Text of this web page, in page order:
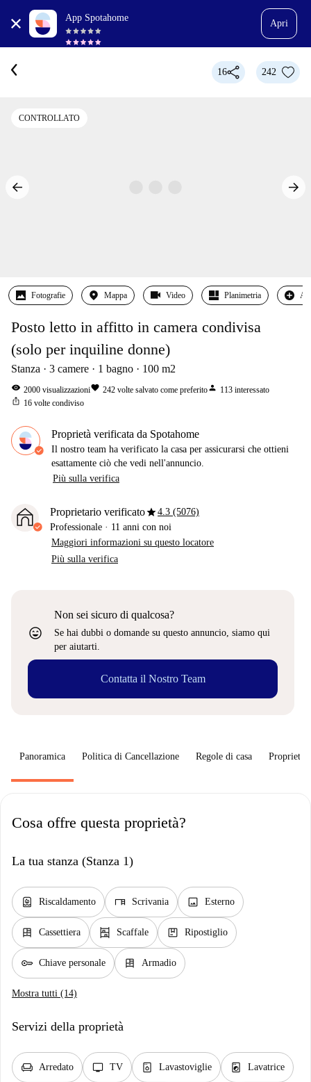
App Spotahome
Apri
16 242
CONTROLLATO
Fotografie Mappa Video Planimetria
Posto letto in affitto in camera condivisa
(solo per inquiline donne)
Stanza 3 camere 1 bagno 100 m2
visibility 2000 visualizzazionifavorite 242 volte salvato come preferitoperson 113 interessato
ios_share 16 volte condiviso
Proprietà verificata da Spotahome
Il nostro team ha verificato la casa per assicurarsi che ottieni
esattamente ciò che vedi nell'annuncio.
Più sulla verifica
Proprietario verificatostar4.3 (5076)
Professionale · 11 anni con noi
Maggiori informazioni su questo locatore
Più sulla verifica
sentiment_very_satisfied
Non sei sicuro di qualcosa?
Se hai dubbi o domande su questo annuncio, siamo qui
per aiutarti.
Contatta il Nostro Team
Panoramica Politica di Cancellazione Regole di casa
Cosa offre questa proprietà?
La tua stanza (Stanza 1)
water_heater Riscaldamento desk Scrivania image Esterno
dresser Cassettiera shelves Scaffale package Ripostiglio
key Chiave personale dresser Armadio
Mostra tutti (14)
Servizi della proprietà
chair Arredato tv TV dishwasher_gen Lavastoviglie local_laundry_service Lavatrice